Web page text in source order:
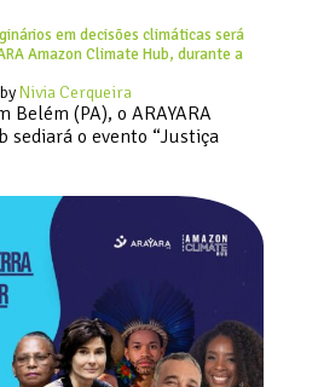
em decisões climáticas será
Amazon Climate Hub, durante a
byNivia Cerqueira
Belém (PA), o ARAYARA
sediará o evento “Justiça